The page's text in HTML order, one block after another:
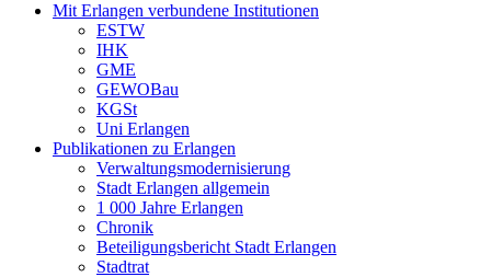
Mit Erlangen verbundene Institutionen
ESTW
IHK
GME
GEWOBau
KGSt
Uni Erlangen
Publikationen zu Erlangen
Verwaltungsmodernisierung
Stadt Erlangen allgemein
1 000 Jahre Erlangen
Chronik
Beteiligungsbericht Stadt Erlangen
Stadtrat